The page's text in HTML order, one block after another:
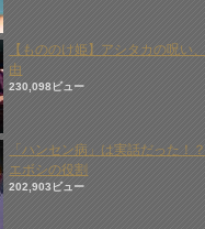
【もののけ姫】アシタカの呪い
由
230,098ビュー
「ハンセン病」は実話だった！
エボシの役割
202,903ビュー